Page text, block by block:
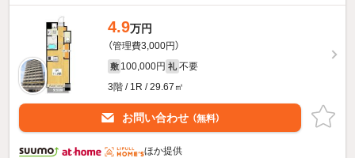
4.9万円
（管理費3,000円）
敷 100,000円 礼 不要
3階 / 1R / 29.67㎡
お問い合わせ （無料）
ほか提供